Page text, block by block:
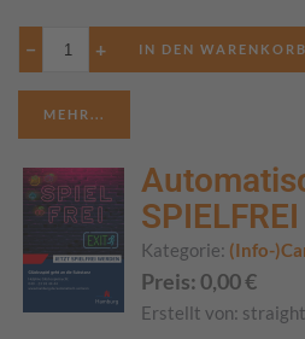
− +
MEHR...
SPIELFREI
Kategorie: (Info-
Preis: 0,00€
Erstellt von: